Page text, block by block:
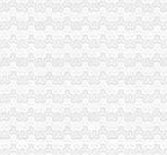
的公开平台
利社
福利,来找福利